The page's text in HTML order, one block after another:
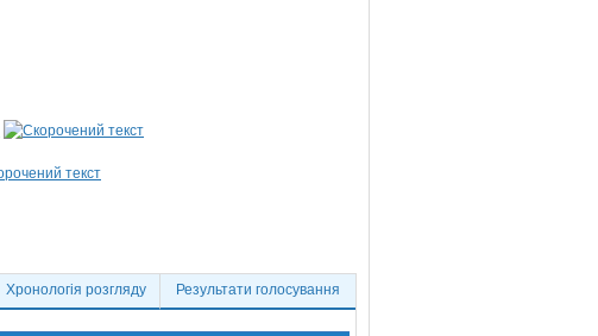
Хронологія розгляду Результати голосування